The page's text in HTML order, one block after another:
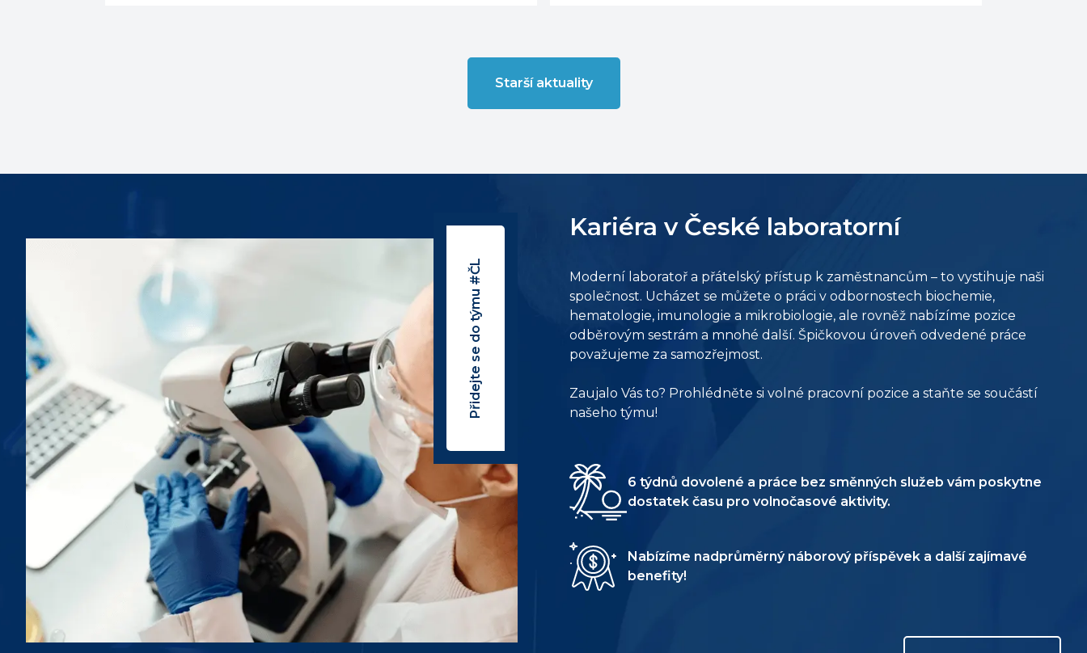
Starší aktuality
Přidejte se do týmu #ČL
Kariéra v České laboratorní
Moderní laboratoř a přátelský přístup k zaměstnancům – to vystihuje naši
společnost. Ucházet se můžete o práci v odbornostech biochemie,
hematologie, imunologie a mikrobiologie, ale rovněž nabízíme pozice
odběrovým sestrám a mnohé další. Špičkovou úroveň odvedené práce
považujeme za samozřejmost.
Zaujalo Vás to? Prohlédněte si volné pracovní pozice a staňte se součástí
našeho týmu!
6 týdnů dovolené a práce bez směnných služeb vám poskytne
dostatek času pro volnočasové aktivity.
Nabízíme nadprůměrný náborový příspěvek a další zajímavé
benefity!